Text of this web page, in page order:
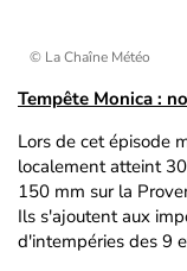
© La Chaîne Météo
Tempête Monica :
Lors de cet épisode
localement atteint
150 mm sur la
Ils s'ajoutent aux
d'intempéries des 9